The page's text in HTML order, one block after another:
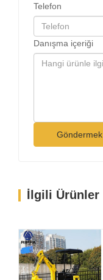
Telefon
Danışma içeriği
Göndermek
İlgili Ürünler